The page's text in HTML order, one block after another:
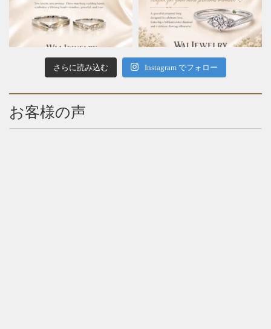
さらに読み込む Instagram でフォロー
お客様の声